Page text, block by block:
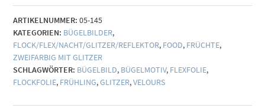
Menge
ARTIKELNUMMER: 05-145
KATEGORIEN: BÜGELBILDER,
FLOCK/FLEX/NACHT/GLITZER/REFLEKTOR, FOOD, FRÜCHTE,
ZWEIFARBIG MIT GLITZER
SCHLAGWÖRTER: BÜGELBILD, BÜGELMOTIV, FLEXFOLIE,
FLOCKFOLIE, FRÜHLING,GLITZER,VELOURS